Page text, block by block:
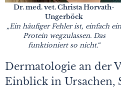
Dr. med. vet. Christa Horvath-
Ungerböck
„Ein häufiger Fehler ist, einfach ein
Protein wegzulassen. Das
funktioniert so nicht.“
Dermatologie an der
Einblick in Ursachen,